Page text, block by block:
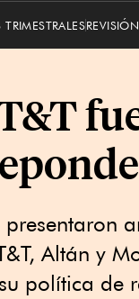
TRIMESTRALES
Altán y
política de